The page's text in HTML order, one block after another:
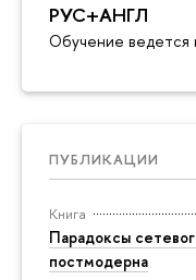
РУС+АНГЛ
Обучение ведется
ПУБЛИКАЦИИ
Книга
Парадоксы
постмодерна